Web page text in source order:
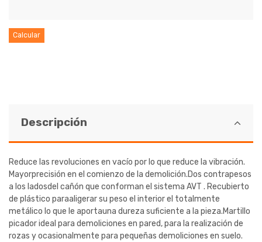
Calcular
Descripción
Reduce las revoluciones en vacío por lo que reduce la vibración.
Mayorprecisión en el comienzo de la demolición.Dos contrapesos
a los ladosdel cañón que conforman el sistema AVT . Recubierto
de plástico paraaligerar su peso el interior el totalmente
metálico lo que le aportauna dureza suficiente a la pieza.Martillo
picador ideal para demoliciones en pared, para la realización de
rozas y ocasionalmente para pequeñas demoliciones en suelo.